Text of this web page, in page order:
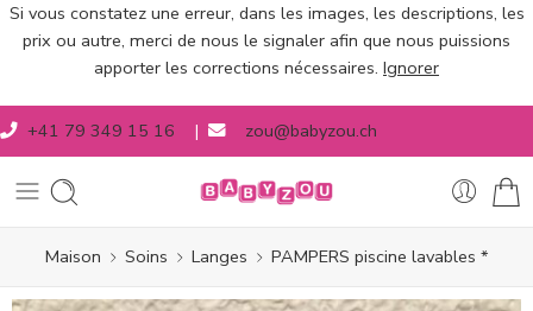
Si vous constatez une erreur, dans les images, les descriptions, les
prix ou autre, merci de nous le signaler afin que nous puissions
apporter les corrections nécessaires. Ignorer
+41 79 349 15 16 | zou@babyzou.ch
Maison Soins Langes PAMPERS piscine lavables *